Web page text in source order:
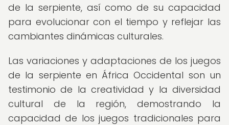
de la serpiente, así como de su capacidad
para evolucionar con el tiempo y reflejar las
cambiantes dinámicas culturales.
Las variaciones y adaptaciones de los juegos
de la serpiente en África Occidental son un
testimonio de la creatividad y la diversidad
cultural de la región, demostrando la
capacidad de los juegos tradicionales para